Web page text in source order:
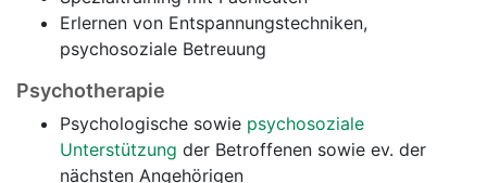
Erlernen von Entspannungstechniken,
psychosoziale Betreuung
Psychotherapie
Psychologische sowie psychosoziale
Unterstützung der Betroffenen sowie ev. der
nächsten Angehörigen